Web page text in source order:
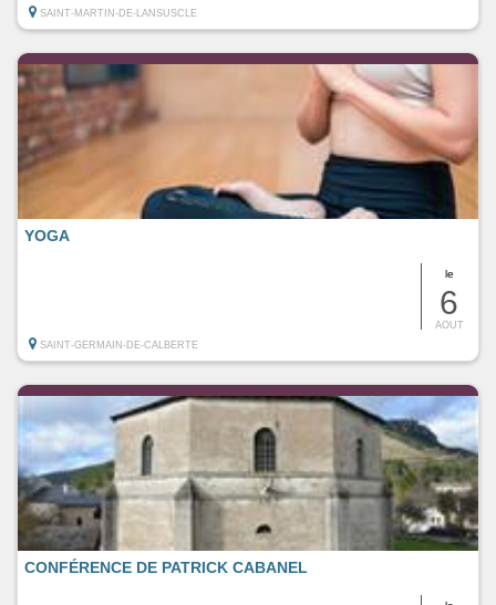
SAINT-MARTIN-DE-LANSUSCLE
le
6
AOUT
YOGA
SAINT-GERMAIN-DE-CALBERTE
CONFÉRENCE DE PATRICK CABANEL